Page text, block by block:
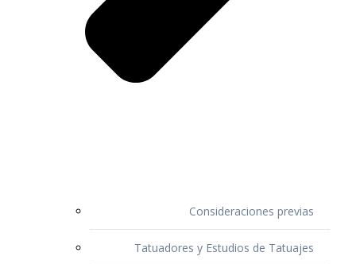
Consideraciones previas
Tatuadores y Estudios de Tatuajes